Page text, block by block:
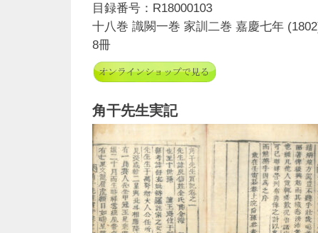
目録番号：R18000103
十八巻 識闕一巻 家訓二巻 嘉慶七年
8冊
角干先生実記